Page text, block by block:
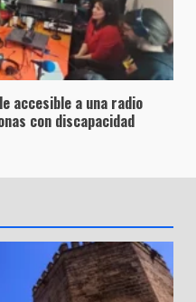
accesible a una radio
con discapacidad